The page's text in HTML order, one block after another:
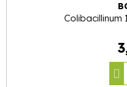
Colibacillinum
3